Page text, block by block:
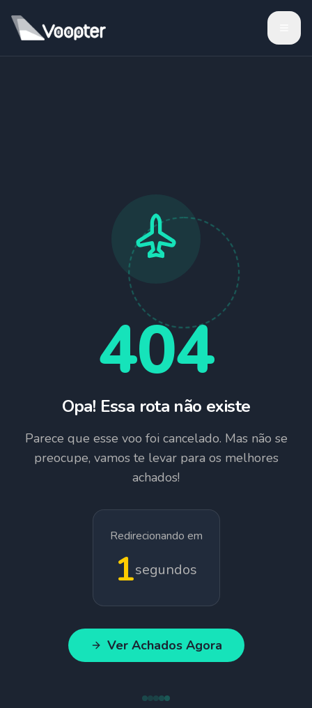
404
Opa! Essa rota não existe
Parece que esse voo foi cancelado. Mas não se
preocupe, vamos te levar para os melhores
achados!
Redirecionando em
1segundos
Ver Achados Agora